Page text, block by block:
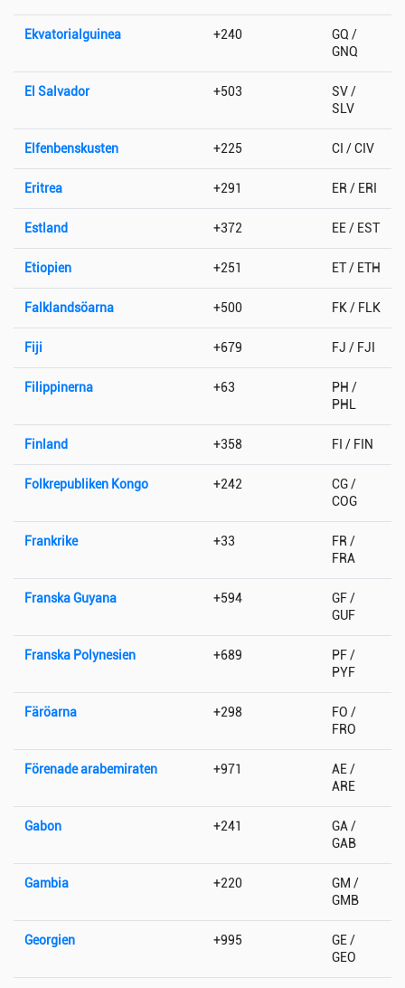
Ekvatorialguinea +240
GQ /
GNQ
El Salvador +503
SV /
SLV
Elfenbenskusten +225 CI / CIV
Eritrea +291 ER / ERI
Estland +372 EE / EST
Etiopien +251 ET / ETH
Falklandsöarna +500 FK / FLK
Fiji +679 FJ / FJI
Filippinerna +63
PH /
PHL
Finland +358 FI / FIN
Folkrepubliken Kongo +242
CG /
COG
Frankrike +33
FR /
FRA
Franska Guyana +594
GF /
GUF
Franska Polynesien +689
PF /
PYF
Färöarna +298
FO /
FRO
Förenade arabemiraten +971
AE /
ARE
Gabon +241
GA /
GAB
Gambia +220
GM /
GMB
Georgien +995
GE /
GEO